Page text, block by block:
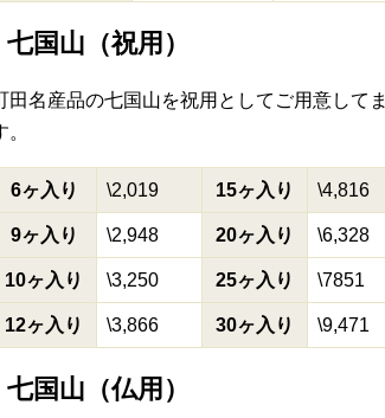
七国山（祝用）
田名産品の七国山を祝用としてご用意してま
。
6ヶ入り \2,019 15ヶ入り \4,816
9ヶ入り \2,948 20ヶ入り \6,328
10ヶ入り \3,250 25ヶ入り \7851
12ヶ入り \3,866 30ヶ入り \9,471
七国山（仏用）